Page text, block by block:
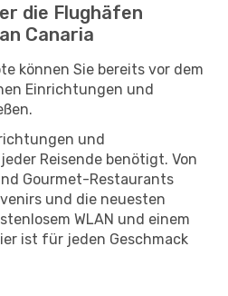
die Flughäfen
Canaria
können Sie bereits vor dem
Einrichtungen und
und
Reisende benötigt. Von
Gourmet-Restaurants
und die neuesten
WLAN und einem
ist für jeden Geschmack